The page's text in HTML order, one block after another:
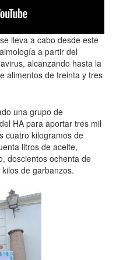
lleva a cabo desde este
a partir del
alcanzando hasta la
alimentos de treinta y tres
una grupo de
HA para aportar tres mil
cuatro kilogramos de
litros de aceite,
doscientos ochenta de
de garbanzos.